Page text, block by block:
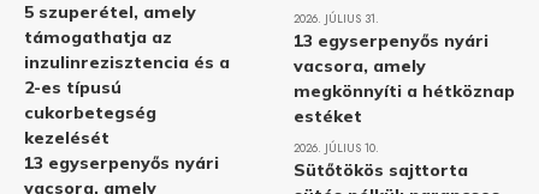
5 szuperétel, amely
támogathatja az
inzulinrezisztencia és a
2-es típusú
cukorbetegség
kezelését
13 egyserpenyős nyári
vacsora, amely
2026. JÚLIUS 31.
13 egyserpenyős nyári
vacsora, amely
megkönnyíti a hétköznap
estéket
2026. JÚLIUS 10.
Sütőtökös sajttorta